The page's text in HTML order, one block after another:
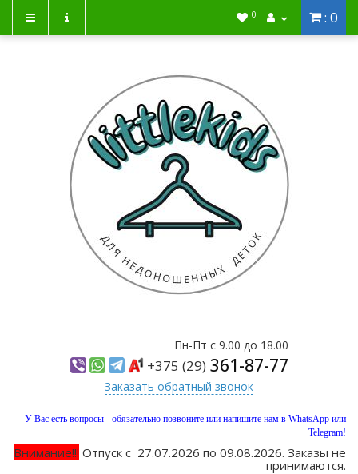
: 0
0
Пн-Пт с 9.00 до 18.00
+375 (29) 361-87-77
Заказать обратный звонок
У Вас есть вопросы - обязательно позвоните или напишите нам в WhatsApp или
Telegram!
Внимание!!! Отпуск с 27.07.2026 по 09.08.2026. Заказы не
принимаются.